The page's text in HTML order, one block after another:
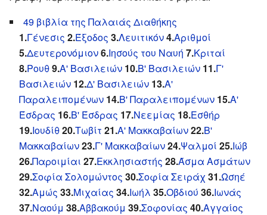
49 βιβλία της Παλαιάς Διαθήκης
1.Γένεσις 2.Έξοδος 3.Λευιτικόν4.Αριθμοί
5.Δευτερονόμιον6.Ιησούς του Ναυή 7.Κριταί
8.Ρουθ9.Α' Βασιλειών 10.Β' Βασιλειών 11.Γ'
Βασιλειών 12.Δ' Βασιλειών 13.Α'
Παραλειπομένων 14.Β' Παραλειπομένων 15.Α'
Έσδρας 16.Β' Έσδρας 17.Νεεμίας 18.Εσθήρ
19.Ιουδίθ20.Τωβίτ 21.Α' Μακκαβαίων22.Β'
Μακκαβαίων23.Γ' Μακκαβαίων24.Ψαλμοί 25.Ιώβ
26.Παροιμίαι 27.Εκκλησιαστής 28.Άσμα Ασμάτων
29.Σοφία Σολομώντος 30.Σοφία Σειράχ 31.Ωσηέ
32.Αμώς 33.Μιχαίας 34.Ιωήλ 35.Οβδιού 36.Ιωνάς
37.Ναούμ 38.Αββακούμ 39.Σοφονίας 40.Αγγαίος